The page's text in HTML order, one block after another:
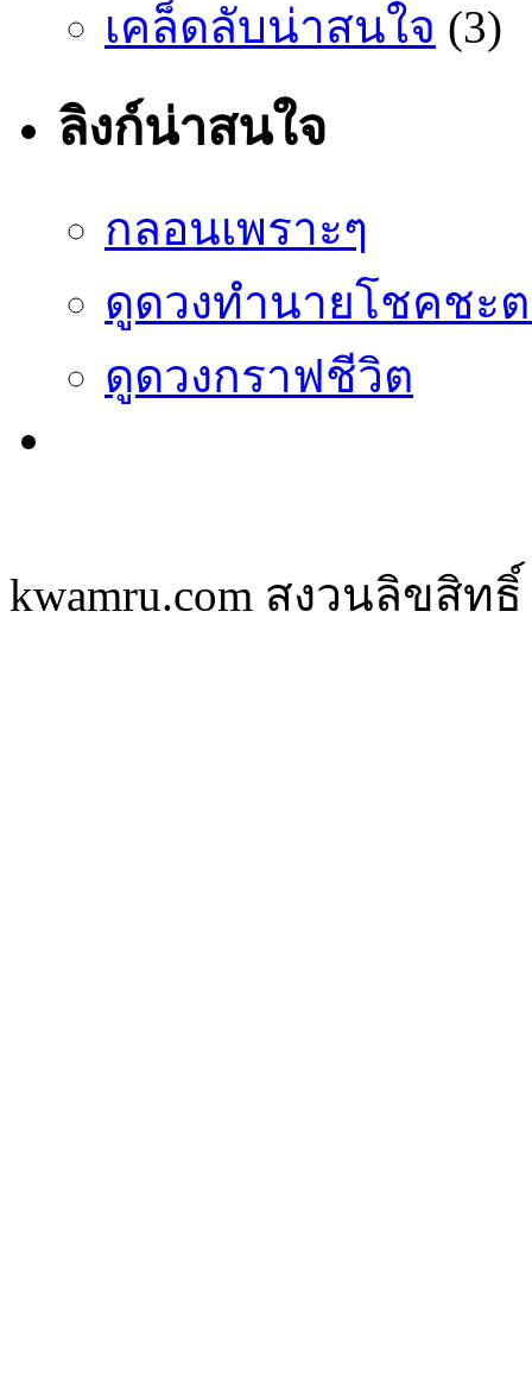
เคล็ดลับน่าสนใจ (3)
ลิงก์น่าสนใจ
กลอนเพราะๆ
ดูดวงทำนายโชคชะ
ดูดวงกราฟชีวิต
kwamru.com สงวนลิขสิทธิ์